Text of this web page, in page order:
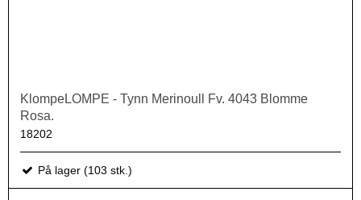
KlompeLOMPE - Tynn Merinoull Fv. 4043 Blomme
Rosa.
18202
På lager (103 stk.)